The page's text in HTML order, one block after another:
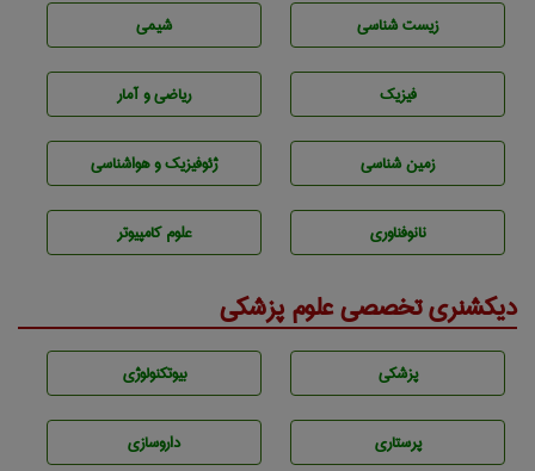
زيست شناسی شيمی
فیزیک ریاضی و آمار
زمين شناسی ژئوفيزيك و هواشناسی
نانوفناوری علوم کامپیوتر
دیکشنری تخصصی علوم پزشکی
پزشكی بيوتكنولوژی
پرستاری داروسازی